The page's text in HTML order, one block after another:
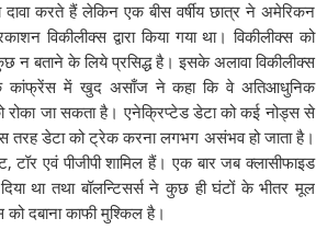
करते हैं लेकिन एक बीस वर्षीय छात्र ने अमेरिकन
विकीलीक्स द्वारा किया गया था। विकीलीक्स को
न बताने के लिये प्रसिद्ध है। इसके अलावा विकीलीक्स
कांफ्रेंस में खुद असाँज ने कहा कि वे अतिआधुनिक
रोका जा सकता है। एनेक्रिप्टेड डेटा को कई नोड्स से
तरह डेटा को ट्रेक करना लगभग असंभव हो जाता है।
एवं पीजीपी शामिल हैं। एक बार जब क्लासीफाइड
था तथा बॉलन्टिसर्स ने कुछ ही घंटों के भीतर मूल
दबाना काफी मुश्किल है।